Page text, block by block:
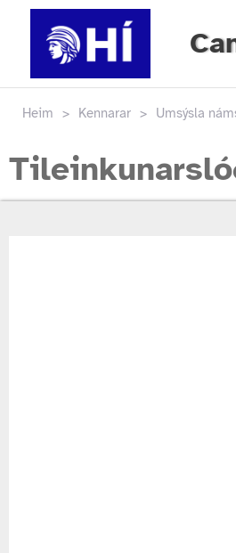
Heim > Kennarar > Umsýsla